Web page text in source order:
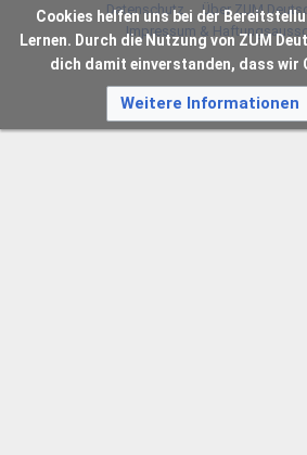
Datenschutz
Über ZUM
Impressum &
Cookies helfen uns bei der
Lernen. Durch die Nutzung von ZUM
dich damit einverstanden, dass wir
Weitere Informationen